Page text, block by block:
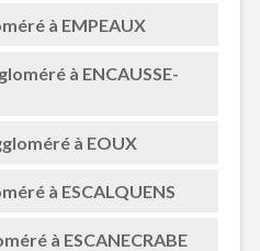
à EMPEAUX
à ENCAUSSE-
à EOUX
à ESCALQUENS
à ESCANECRABE